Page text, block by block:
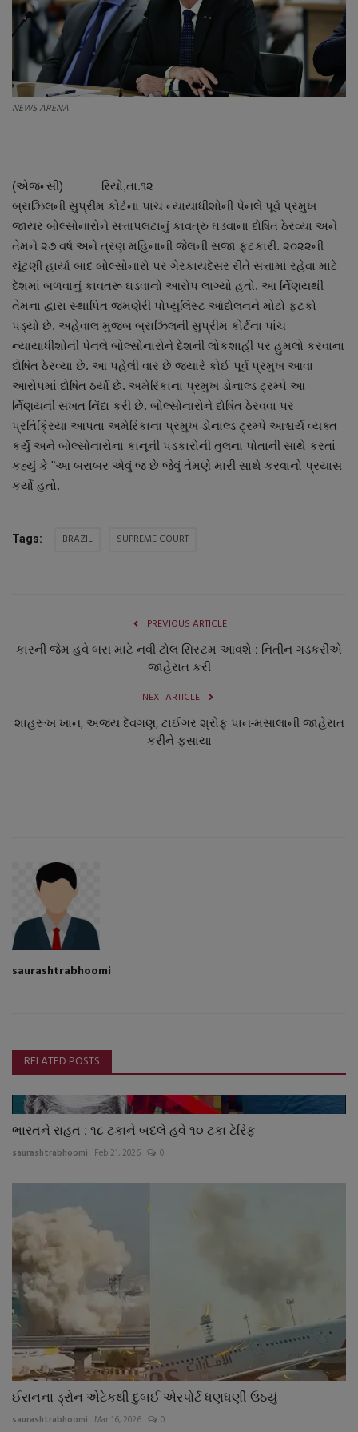
About Author
Contact
Dipotsav Special
રાષ્ટ્રીય
ગુજરાત
જુનાગઢ
Support US
બજારના સમાચાર
નાણાંકીય સમાચાર
સ્થાનિક સમાચાર
સ્પોર્ટ્સ
ગુનાખોરી
NEWS ARENA
(એજન્સી) રિયો,તા.૧૨
બ્રાઝિલની સુપ્રીમ કોર્ટના ૫ાંચ ન્યાયાધીશોની પેનલે પૂર્વ પ્રમુખ
જાયર બોલ્સોનારોને સત્તાપલટાનું કાવત્રુ ઘડવાના દોષિત ઠેરવ્યા અને
તેમને ૨૭ વર્ષ અને ત્રણ મહિનાની જેલની સજા ફટકારી. ૨૦૨૨ની
ચૂંટણી હાર્યા બાદ બોલ્સોનારો પર ગેરકાયદેસર રીતે સત્તામાં રહેવા માટે
દેશમાં બળવાનું કાવતરૂ ઘડવાનો આરોપ લાગ્યો હતો. આ ર્નિણયથી
તેમના દ્વારા સ્થાપિત જમણેરી પોપ્યુલિસ્ટ આંદોલનને મોટો ફટકો
પડ્યો છે. અહેવાલ મુજબ બ્રાઝિલની સુપ્રીમ કોર્ટના ૫ાંચ
ન્યાયાધીશોની પેનલે બોલ્સોનારોને દેશની લોકશાહી પર હુમલો કરવાના
દોષિત ઠેરવ્યા છે. આ પહેલી વાર છે જ્યારે કોઈ પૂર્વ પ્રમુખ આવા
આરોપમાં દોષિત ઠર્યા છે. અમેરિકાના પ્રમુખ ડોનાલ્ડ ટ્રમ્પે આ
ર્નિણયની સખત નિંદા કરી છે. બોલ્સોનારોને દોષિત ઠેરવવા પર
પ્રતિક્રિયા આપતા અમેરિકાના પ્રમુખ ડોનાલ્ડ ટ્રમ્પે આશ્ચર્ય વ્યક્ત
કર્યું અને બોલ્સોનારોના કાનૂની પડકારોની તુલના પોતાની સાથે કરતાં
કહ્યું કે "આ બરાબર એવું જ છે જેવું તેમણે મારી સાથે કરવાનો પ્રયાસ
કર્યો હતો.
Tags: BRAZIL SUPREME COURT
PREVIOUS ARTICLE
કારની જેમ હવે બસ માટે નવી ટોલ સિસ્ટમ આવશે : નિતીન ગડકરીએ
જાહેરાત કરી
NEXT ARTICLE
શાહરૂખ ખાન, અજય દેવગણ, ટાઈગર શ્રોફ પાન-મસાલાની જાહેરાત
કરીને ફસાયા
saurashtrabhoomi
RELATED POSTS
ભારતને રાહત : ૧૮ ટકાને બદલે હવે ૧૦ ટકા ટેરિફ
saurashtrabhoomi Feb 21, 2026 0
ઈરાનના ડ્રોન એટેકથી દુબઈ એરપોર્ટ ધણધણી ઉઠયું
saurashtrabhoomi Mar 16, 2026 0